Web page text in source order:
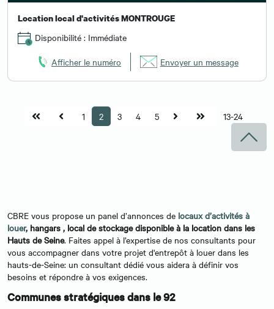
Location local d'activités MONTROUGE
Disponibilité : Immédiate
Afficher le numéro Envoyer un message
1 2 3 4 5 13-24
CBRE vous propose un panel d’annonces de locaux d’activités à
louer, hangars , local de stockage disponible à la location dans les
Hauts de Seine. Faites appel à l’expertise de nos consultants pour
vous accompagner dans votre projet d'entrepôt à louer dans les
hauts-de-Seine: un consultant dédié vous aidera à définir vos
besoins et répondre à vos exigences.
Communes stratégiques dans le 92